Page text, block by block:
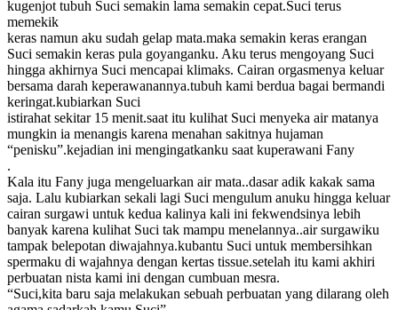
kugenjot tubuh Suci semakin lama semakin cepat.Suci terus
memekik
keras namun aku sudah gelap mata.maka semakin keras erangan
Suci semakin keras pula goyanganku. Aku terus mengoyang Suci
hingga akhirnya Suci mencapai klimaks. Cairan orgasmenya keluar
bersama darah keperawanannya.tubuh kami berdua bagai bermandi
keringat.kubiarkan Suci
istirahat sekitar 15 menit.saat itu kulihat Suci menyeka air matanya
mungkin ia menangis karena menahan sakitnya hujaman
“penisku”.kejadian ini mengingatkanku saat kuperawani Fany
.
Kala itu Fany juga mengeluarkan air mata..dasar adik kakak sama
saja. Lalu kubiarkan sekali lagi Suci mengulum anuku hingga keluar
cairan surgawi untuk kedua kalinya kali ini fekwendsinya lebih
banyak karena kulihat Suci tak mampu menelannya..air surgawiku
tampak belepotan diwajahnya.kubantu Suci untuk membersihkan
spermaku di wajahnya dengan kertas tissue.setelah itu kami akhiri
perbuatan nista kami ini dengan cumbuan mesra.
“Suci,kita baru saja melakukan sebuah perbuatan yang dilarang oleh